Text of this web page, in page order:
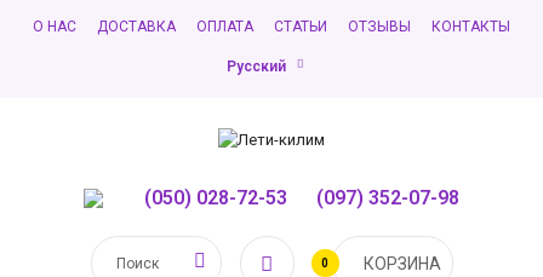
О НАС ДОСТАВКА ОПЛАТА СТАТЬИ ОТЗЫВЫ КОНТАКТЫ
Русский
(050) 028-72-53 (097) 352-07-98
0 КОРЗИНА